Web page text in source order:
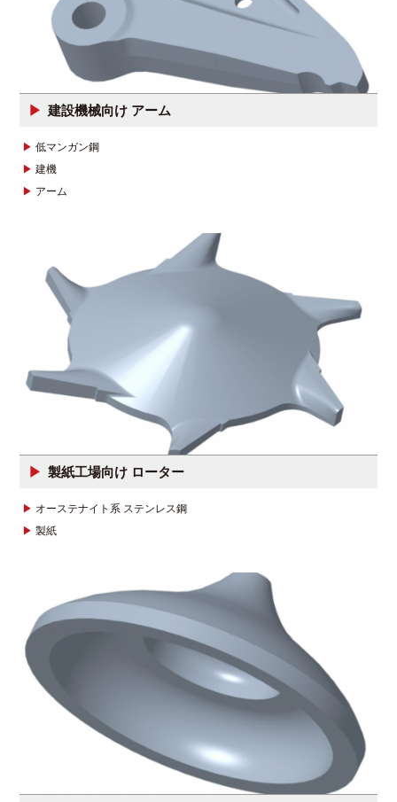
建設機械向け アーム
低マンガン鋼
建機
アーム
製紙工場向け ローター
オーステナイト系 ステンレス鋼
製紙